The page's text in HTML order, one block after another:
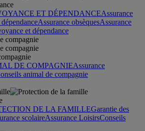
ET DÉPENDANCEAssurance
Assurance obsèquesAssurance
et dépendance
DE COMPAGNIEAssurance
animal de compagnie
DE LA FAMILLEGarantie des
scolaireAssurance LoisirsConseils